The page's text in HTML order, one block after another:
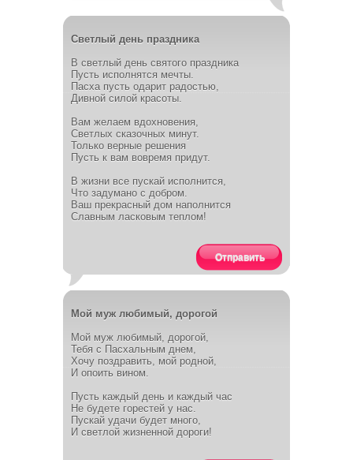
Светлый день праздника
В светлый день святого праздника
Пусть исполнятся мечты.
Пасха пусть одарит радостью,
Дивной силой красоты.
Вам желаем вдохновения,
Светлых сказочных минут.
Только верные решения
Пусть к вам вовремя придут.
В жизни все пускай исполнится,
Что задумано с добром.
Ваш прекрасный дом наполнится
Славным ласковым теплом!
Отправить
Мой муж любимый, дорогой
Мой муж любимый, дорогой,
Тебя с Пасхальным днем,
Хочу поздравить, мой родной,
И опоить вином.
Пусть каждый день и каждый час
Не будете горестей у нас.
Пускай удачи будет много,
И светлой жизненной дороги!